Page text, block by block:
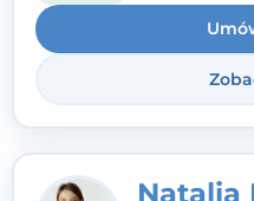
Natalia